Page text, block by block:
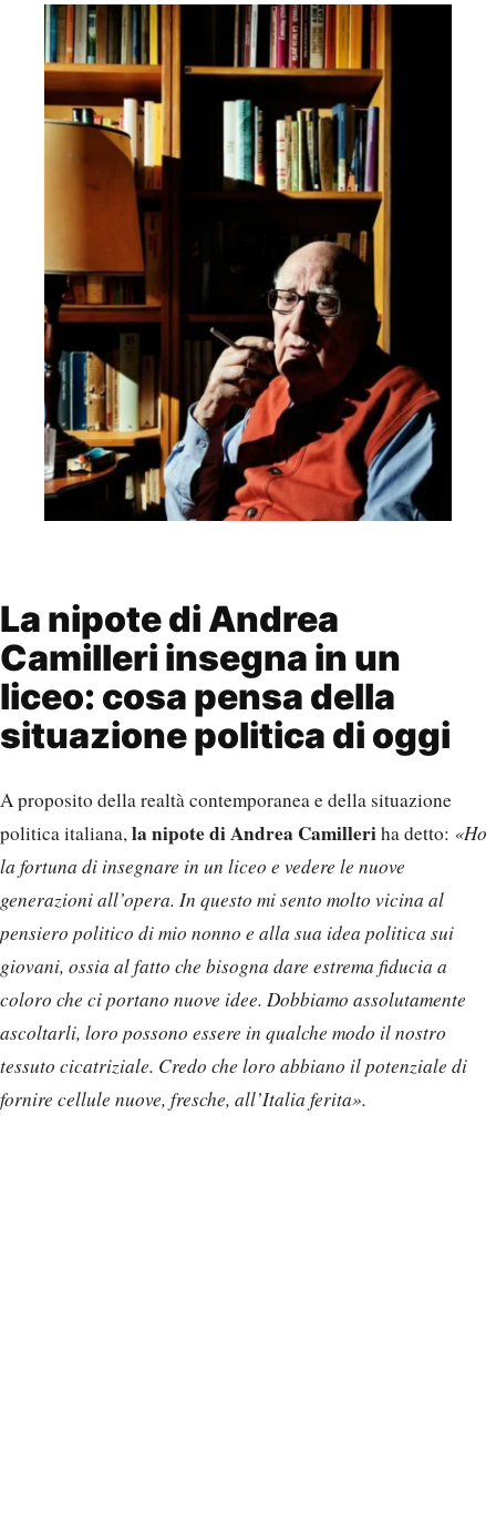
La nipote di Andrea
Camilleri insegna in un
liceo: cosa pensa della
situazione politica di oggi
A proposito della realtà contemporanea e della situazione
politica italiana,la nipote di Andrea Camilleriha detto: «Ho
la fortuna di insegnare in un liceo e vedere le nuove
generazioni all’opera. In questo mi sento molto vicina al
pensiero politico di mio nonno e alla sua idea politica sui
giovani, ossia al fatto che bisogna dare estrema fiducia a
coloro che ci portano nuove idee. Dobbiamo assolutamente
ascoltarli, loro possono essere in qualche modo il nostro
tessuto cicatriziale. Credo che loro abbiano il potenziale di
fornire cellule nuove, fresche, all’Italia ferita».